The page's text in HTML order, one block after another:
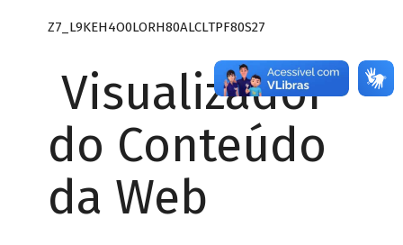
Z7_L9KEH4O0LORH80ALCLTPF80S27
Visualizador
do Conteúdo
da Web